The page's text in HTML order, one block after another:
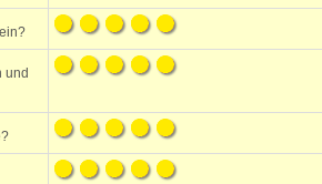
und